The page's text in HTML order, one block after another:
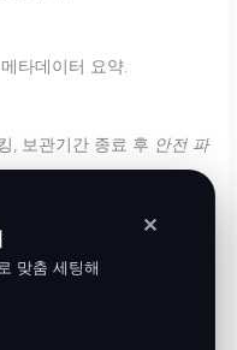
타데이터 요약.
, 보관기간 종료 후 안전 파
안)
맞춤 세팅해
✕